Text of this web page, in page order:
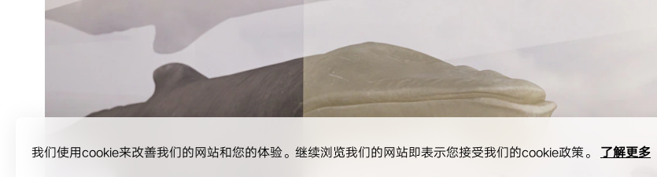
我们使用cookie来改善我们的网站和您的体验。继续浏览我们的网站即表示您接受我们的cookie政策。 了解更多